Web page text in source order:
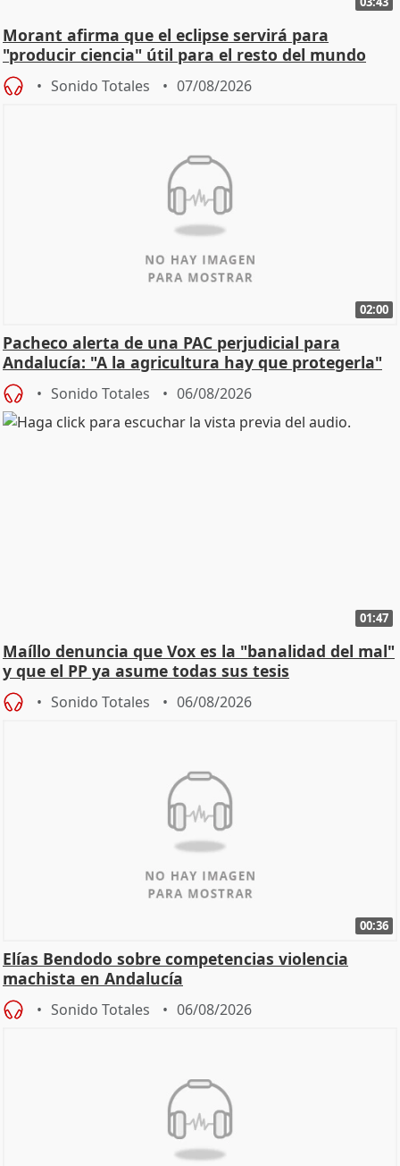
Morant afirma que el eclipse servirá para
"producir ciencia" útil para el resto del mundo
Sonido Totales 07/08/2026
02:00
Pacheco alerta de una PAC perjudicial para
Andalucía: "A la agricultura hay que protegerla"
Sonido Totales 06/08/2026
01:47
Maíllo denuncia que Vox es la "banalidad del mal"
y que el PP ya asume todas sus tesis
Sonido Totales 06/08/2026
00:36
Elías Bendodo sobre competencias violencia
machista en Andalucía
Sonido Totales 06/08/2026